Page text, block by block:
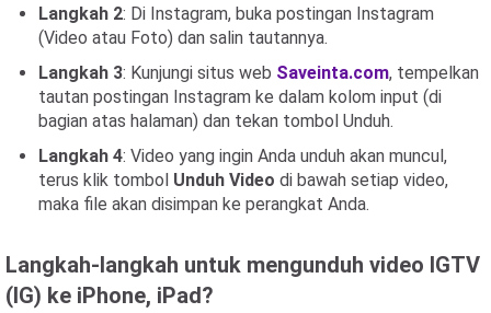
Langkah 2: Di Instagram, buka postingan Instagram
(Video atau Foto) dan salin tautannya.
Langkah 3: Kunjungi situs web Saveinta.com, tempelkan
tautan postingan Instagram ke dalam kolom input (di
bagian atas halaman) dan tekan tombol Unduh.
Langkah 4: Video yang ingin Anda unduh akan muncul,
terus klik tombol Unduh Video di bawah setiap video,
maka file akan disimpan ke perangkat Anda.
Langkah-langkah untuk mengunduh video IGTV
(IG) ke iPhone, iPad?